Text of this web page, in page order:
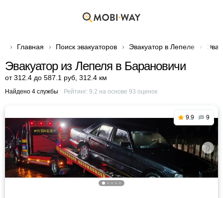
Главная Поиск эвакуаторов Эвакуатор в Лепеле
Эвакуатор из Лепеля в Барановичи
от 312.4 до 587.1 руб 312.4 км
Найдено 4 службы Рейтинг: 9.2 на основе 93 оценок
9.9 9